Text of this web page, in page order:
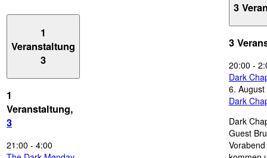
1
Veranstaltung
3
1
Veranstaltung,
3
21:00 - 4:00
3
3
20:00 -
Dark
6.
Dark
Dark
Guest